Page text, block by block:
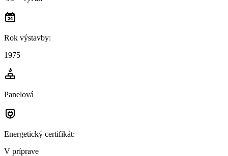
Rok výstavby:
1975
Panelová
Energetický certifikát:
V príprave